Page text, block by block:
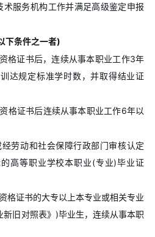
服务机构工作并满足高级鉴定申报
下条件之一者)
格证书后，连续从事本职业工作3年
达规定标准学时数，并取得结业证
格证书后连续从事本职业工作6年以
劳动和社会保障行政部门审核认定
高等职业学校本职业(专业)毕业证
格证书的大专以上本专业或相关专业
旧对照表》)毕业生，连续从事本职